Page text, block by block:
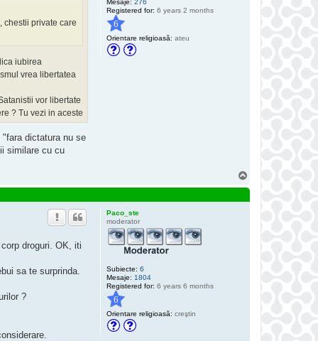
Mesaje: 276
Registered for: 6 years 2 months
6
Orientare religioasă: ateu
chestii private care
iubirea
vrea libertatea
vor libertate
? Tu vezi in aceste
si princiiile lui.
dominata de
.
dictatura nu se
similare cu cu
Paco_ste
moderator
Subiecte: 6
Mesaje: 1804
Registered for: 6 years 6 months
6
Orientare religioasă: creştin
droguri. OK, iti
sa te surprinda.
?